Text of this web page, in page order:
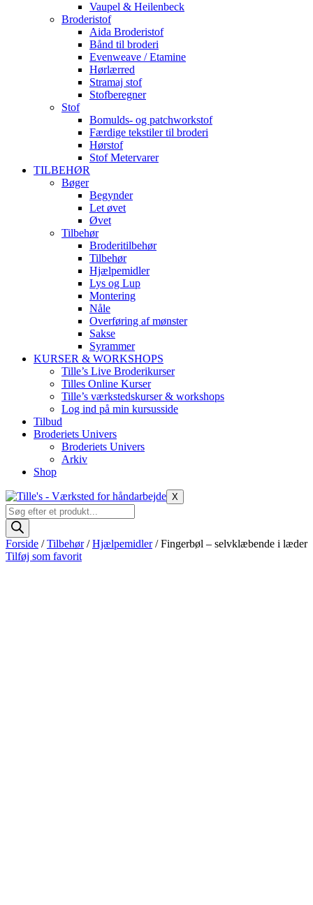
Vaupel & Heilenbeck
Broderistof
Aida Broderistof
Bånd til broderi
Evenweave / Etamine
Hørlærred
Stramaj stof
Stofberegner
Stof
Bomulds- og patchworkstof
Færdige tekstiler til broderi
Hørstof
Stof Metervarer
TILBEHØR
Bøger
Begynder
Let øvet
Øvet
Tilbehør
Broderitilbehør
Tilbehør
Hjælpemidler
Lys og Lup
Montering
Nåle
Overføring af mønster
Sakse
Syrammer
KURSER & WORKSHOPS
Tille’s Live Broderikurser
Tilles Online Kurser
Tille’s værkstedskurser & workshops
Log ind på min kursusside
Tilbud
Broderiets Univers
Broderiets Univers
Arkiv
Shop
X
Products
search
Forside /Tilbehør/Hjælpemidler/ Fingerbøl – selvklæbende i læder
Tilføj som favorit